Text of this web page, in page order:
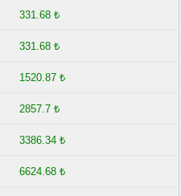
331.68 ₺
331.68 ₺
1520.87 ₺
2857.7 ₺
3386.34 ₺
6624.68 ₺